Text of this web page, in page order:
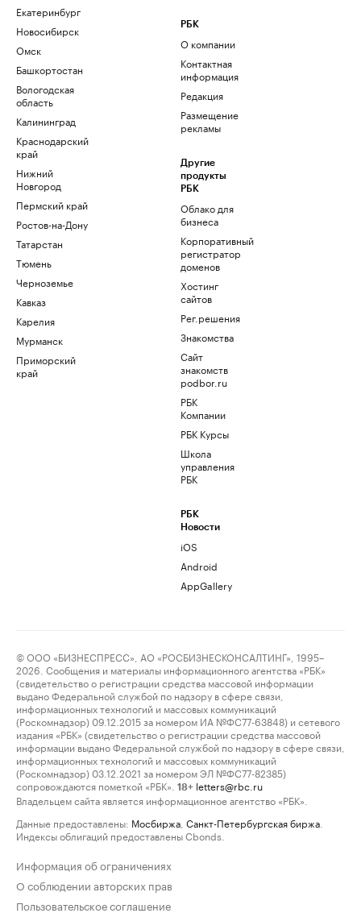
Екатеринбург
Новосибирск
Омск
Башкортостан
Вологодская
область
Калининград
Краснодарский
край
Нижний
Новгород
Пермский край
Ростов-на-Дону
Татарстан
Тюмень
Черноземье
Кавказ
Карелия
Мурманск
Приморский
край
РБК
О компании
Контактная
информация
Редакция
Размещение
рекламы
Другие
продукты
РБК
Облако для
бизнеса
Корпоративный
регистратор
доменов
Хостинг
сайтов
Рег.решения
Знакомства
Сайт
знакомств
podbor.ru
РБК
Компании
РБК Курсы
Школа
управления
РБК
РБК
Новости
iOS
Android
AppGallery
© ООО «БИЗНЕСПРЕСС», АО «РОСБИЗНЕСКОНСАЛТИНГ», 1995–
2026. Сообщения и материалы информационного агентства «РБК»
(свидетельство о регистрации средства массовой информации
выдано Федеральной службой по надзору в сфере связи,
информационных технологий и массовых коммуникаций
(Роскомнадзор) 09.12.2015 за номером ИА №ФС77-63848) и сетевого
издания «РБК» (свидетельство о регистрации средства массовой
информации выдано Федеральной службой по надзору в сфере связи,
информационных технологий и массовых коммуникаций
(Роскомнадзор) 03.12.2021 за номером ЭЛ №ФС77-82385)
сопровождаются пометкой «РБК».
18+ letters@rbc.ru
Владельцем сайта является информационное агентство «РБК».
Данные предоставлены: Мосбиржа Санкт-Петербургская биржа
Индексы облигаций предоставлены Cbonds.
Информация об ограничениях
О соблюдении авторских прав
Пользовательское соглашение